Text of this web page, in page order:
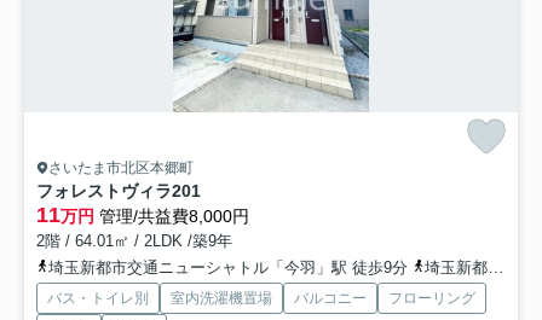
さいたま市北区本郷町
フォレストヴィラ201
11万円 管理/共益費8,000円
2階 / 64.01㎡ / 2LDK /築9年
埼玉新都市交通ニューシャトル「今羽」駅 徒歩9分
埼玉新都市交通ニューシャトル「東宮原」駅 徒歩10分
バス・トイレ別 室内洗濯機置場 バルコニー
フローリング